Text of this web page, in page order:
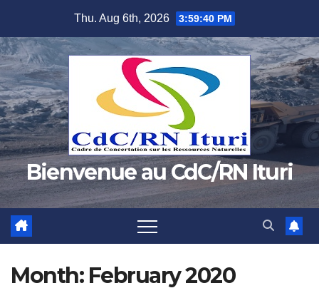
content
Thu. Aug 6th, 2026 3:59:41 PM
Bienvenue au CdC/RN Ituri
Month: February 2020